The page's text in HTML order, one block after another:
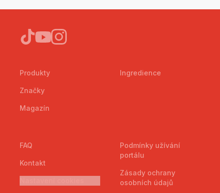
Produkty
Značky
Magazín
Ingredience
FAQ
Kontakt
Podmínky užívání
portálu
Zásady ochrany
osobních údajů